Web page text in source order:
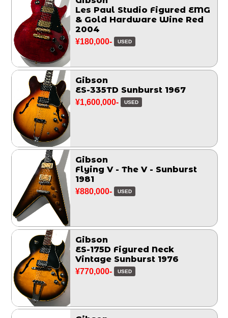
Les Paul Studio Figured EMG
& Gold Hardware Wine Red
2004
¥180,000- USED
Gibson
ES-335TD Sunburst 1967
¥1,600,000- USED
Gibson
Flying V - The V - Sunburst
1981
¥880,000- USED
Gibson
ES-175D Figured Neck
Vintage Sunburst 1976
¥770,000- USED